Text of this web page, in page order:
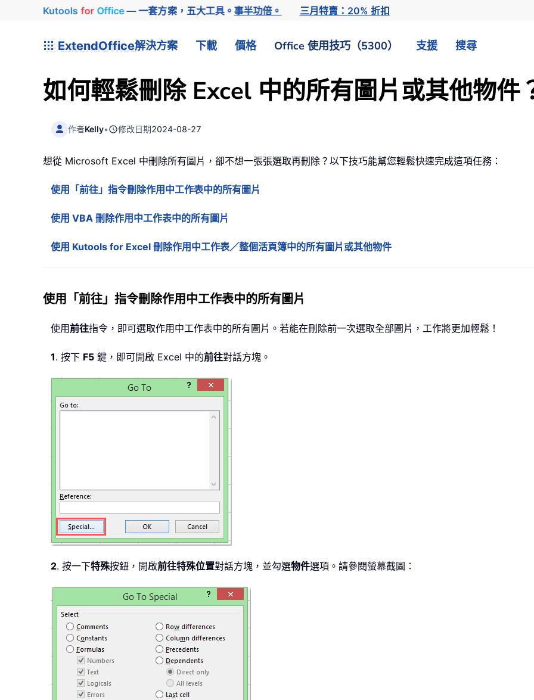
Kutools for Office— 一套方案，五大工具。事半功倍。 三月特賣：20% 折扣
ExtendOffice解決方案 下載 價格 Office 使用技巧（5300） 支援 搜尋
如何輕鬆刪除 Excel 中的所有圖片或其他物件
作者Kelly• 修改日期2024-08-27
想從 Microsoft Excel 中刪除所有圖片，卻不想一張張選取再刪除？以下技巧能幫您輕鬆快速完成這項任務：
使用「前往」指令刪除作用中工作表中的所有圖片
使用 VBA 刪除作用中工作表中的所有圖片
使用 Kutools for Excel 刪除作用中工作表／整個活頁簿中的所有圖片或其他物件
使用「前往」指令刪除作用中工作表中的所有圖片
使用前往指令，即可選取作用中工作表中的所有圖片。若能在刪除前一次選取全部圖片，工作將更加輕鬆！
1. 按下 F5 鍵，即可開啟 Excel 中的前往對話方塊。
2. 按一下特殊按鈕，開啟前往特殊位置對話方塊，並勾選物件選項。請參閱螢幕截圖：